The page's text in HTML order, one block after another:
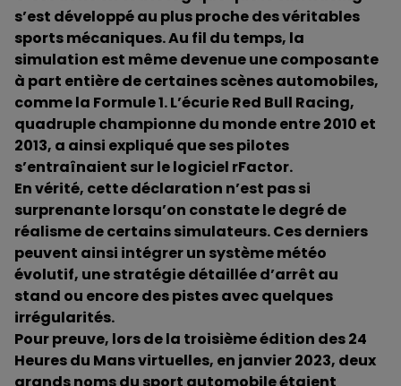
s’est développé au plus proche des véritables
sports mécaniques. Au fil du temps, la
simulation est même devenue une composante
à part entière de certaines scènes automobiles,
comme la Formule 1. L’écurie Red Bull Racing,
quadruple championne du monde entre 2010 et
2013, a ainsi expliqué que ses pilotes
s’entraînaient sur le logiciel rFactor.
En vérité, cette déclaration n’est pas si
surprenante lorsqu’on constate le degré de
réalisme de certains simulateurs. Ces derniers
peuvent ainsi intégrer un système météo
évolutif, une stratégie détaillée d’arrêt au
stand ou encore des pistes avec quelques
irrégularités.
Pour preuve, lors de la troisième édition des 24
Heures du Mans virtuelles, en janvier 2023, deux
grands noms du sport automobile étaient